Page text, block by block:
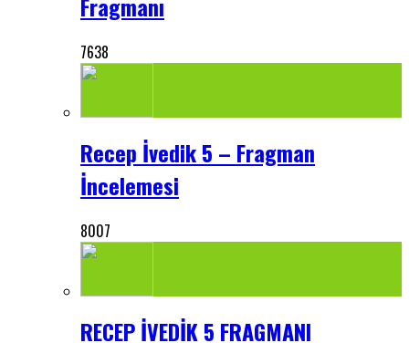
Fragmanı
7638
Recep İvedik 5 – Fragman
İncelemesi
8007
RECEP İVEDİK 5 FRAGMANI